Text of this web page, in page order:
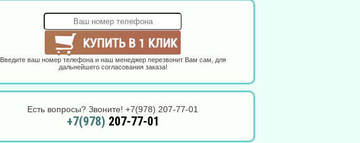
Введите ваш номер телефона и наш менеджер перезвонит Вам сам, для
дальнейшего согласования заказа!
Есть вопросы? Звоните! +7(978) 207-77-01
+7(978) 207-77-01